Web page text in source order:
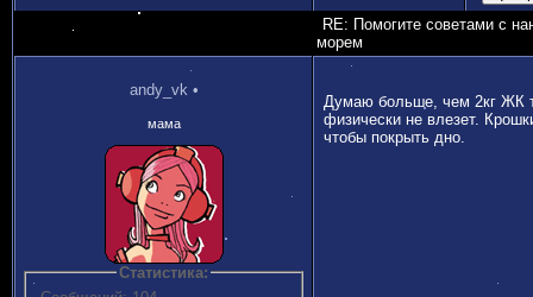
RE: Помогите советами с
морем
andy_vk •
мама
Статистика:
Думаю больше, чем 2кг ЖК
физически не влезет.
чтобы покрыть дно.